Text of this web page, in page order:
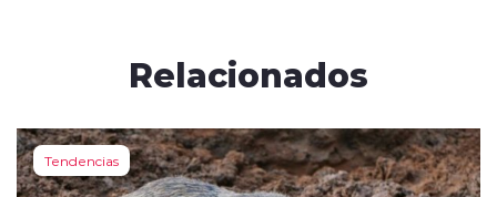
Relacionados
Tendencias